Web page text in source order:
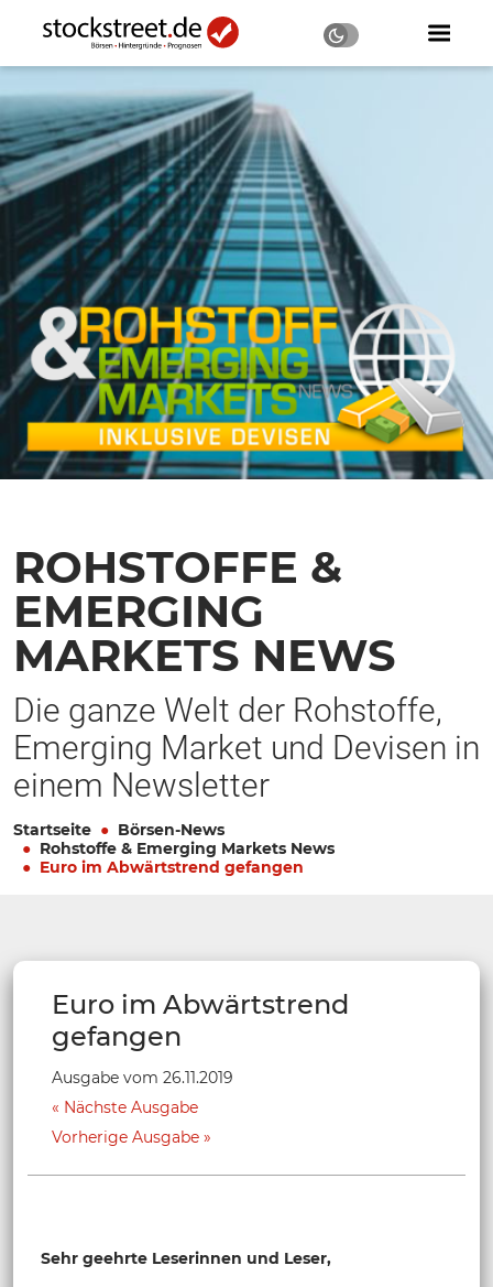
ROHSTOFFE &
EMERGING
MARKETS NEWS
Die ganze Welt der Rohstoffe,
Emerging Market und Devisen in
einem Newsletter
Startseite
Börsen-News
Rohstoffe & Emerging Markets News
Euro im Abwärtstrend gefangen
Euro im Abwärtstrend
gefangen
Ausgabe vom 26.11.2019
Nächste Ausgabe
Vorherige Ausgabe
Sehr geehrte Leserinnen und Leser,